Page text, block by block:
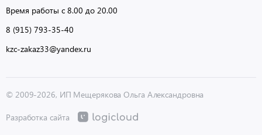
Время работы с 8.00 до 20.00
8 (915) 793-35-40
kzc-zakaz33@yandex.ru
© 2009-2026, ИП Мещерякова Ольга Александровна
Разработка сайта